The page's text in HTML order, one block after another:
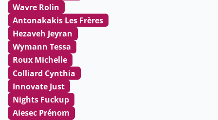
Wavre Rolin
Antonakakis Les Frères
Hezaveh Jeyran
Wymann Tessa
Roux Michelle
Colliard Cynthia
Innovate Just
Nights Fuckup
Aiesec Prénom